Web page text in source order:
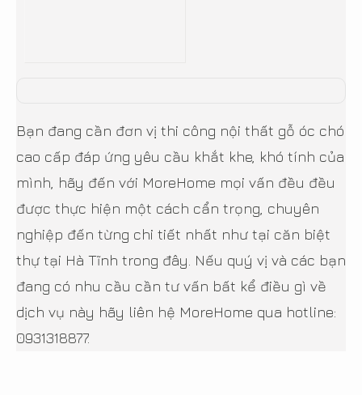
Bạn đang cần đơn vị thi công nội thất gỗ óc chó
cao cấp đáp ứng yêu cầu khắt khe, khó tính của
mình, hãy đến với MoreHome mọi vấn đều đều
được thực hiện một cách cẩn trọng, chuyên
nghiệp đến từng chi tiết nhất như tại căn biệt
thự tại Hà Tĩnh trong đây. Nếu quý vị và các bạn
đang có nhu cầu cần tư vấn bất kể điều gì về
dịch vụ này hãy liên hệ MoreHome qua hotline:
0931318877.